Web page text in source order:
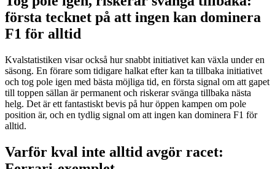
första tecknet på att ingen kan dominera
F1 för alltid
Kvalstatistiken visar också hur snabbt initiativet kan växla under en
säsong. En förare som tidigare halkat efter kan ta tillbaka initiativet
och tog pole igen med bästa möjliga tid, en första signal om att gapet
till toppen sällan är permanent och riskerar svänga tillbaka nästa
helg. Det är ett fantastiskt bevis på hur öppen kampen om pole
position är, och en tydlig signal om att ingen kan dominera F1 för
alltid.
Varför kval inte alltid avgör racet: